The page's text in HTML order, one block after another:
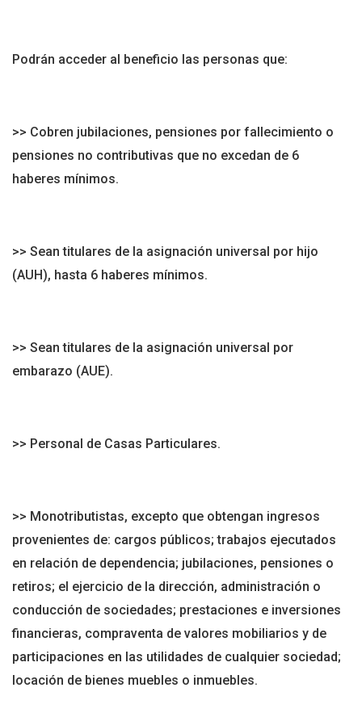
Podrán acceder al beneficio las personas que:
>> Cobren jubilaciones, pensiones por fallecimiento o
pensiones no contributivas que no excedan de 6
haberes mínimos.
>> Sean titulares de la asignación universal por hijo
(AUH), hasta 6 haberes mínimos.
>> Sean titulares de la asignación universal por
embarazo (AUE).
>> Personal de Casas Particulares.
>> Monotributistas, excepto que obtengan ingresos
provenientes de: cargos públicos; trabajos ejecutados
en relación de dependencia; jubilaciones, pensiones o
retiros; el ejercicio de la dirección, administración o
conducción de sociedades; prestaciones e inversiones
financieras, compraventa de valores mobiliarios y de
participaciones en las utilidades de cualquier sociedad;
locación de bienes muebles o inmuebles.